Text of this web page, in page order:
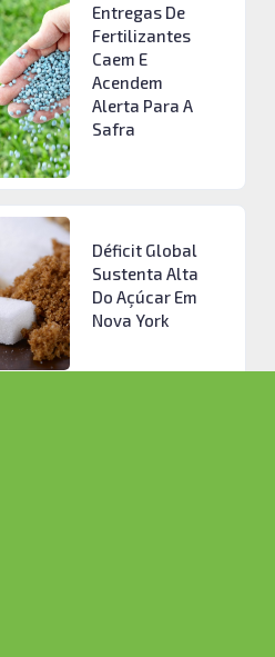
Entregas De
Fertilizantes
Caem E
Acendem
Alerta Para A
Safra
Déficit Global
Sustenta Alta
Do Açúcar Em
Nova York